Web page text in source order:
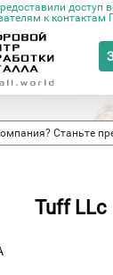
доступ
к контактам
Станьте
Tuff LLc